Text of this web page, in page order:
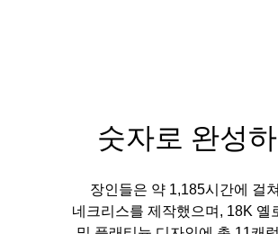
숫자로 완성
장인들은 약 1,185시간에 걸
네크리스를 제작했으며, 18K 옐